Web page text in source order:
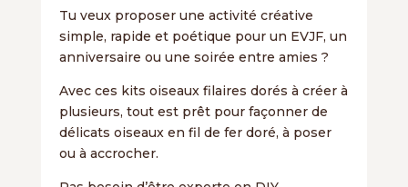
Tu veux proposer une activité créative
simple, rapide et poétique pour un EVJF, un
anniversaire ou une soirée entre amies ?
Avec ces kits oiseaux filaires dorés à créer à
plusieurs, tout est prêt pour façonner de
délicats oiseaux en fil de fer doré, à poser
ou à accrocher.